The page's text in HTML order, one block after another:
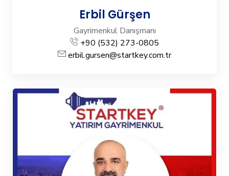
Erbil Gürşen
Gayrimenkul Danışmanı
+90 (532) 273-0805
erbil.gursen@startkey.com.tr